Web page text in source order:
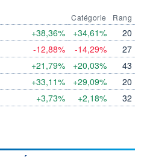
05/08
152
156
CLÔTURE VEILLE
+38,36%
-12,88%
+21,79%
+33,11%
+3,73%
Catégorie
+34,61%
-14,29%
+20,03%
+29,09%
+2,18%
Rang
20
27
43
20
32